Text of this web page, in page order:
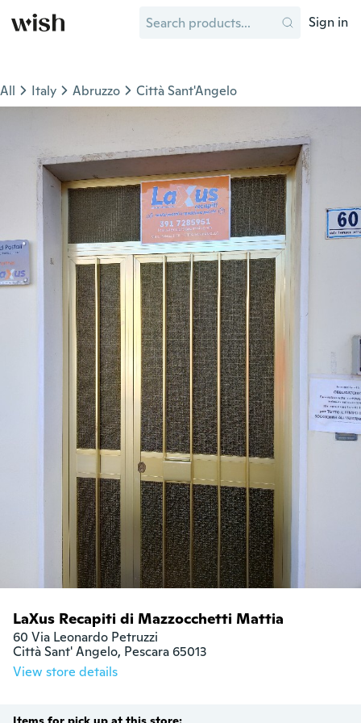
Sign in
All Italy Abruzzo Città Sant'Angelo
LaXus Recapiti di Mazzocchetti Mattia
60 Via Leonardo Petruzzi
Città Sant' Angelo, Pescara 65013
View store details